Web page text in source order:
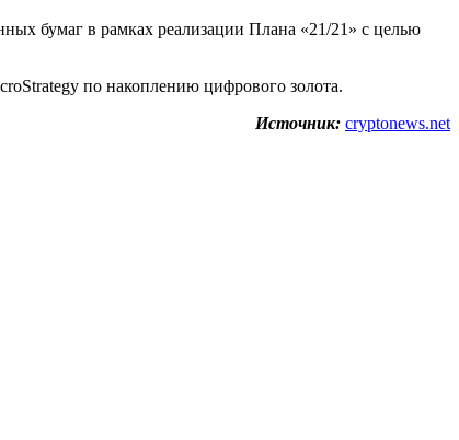
бумаг в рамках реализации Плана «21/21» с целью
по накоплению цифрового золота.
Источник: cryptonews.net